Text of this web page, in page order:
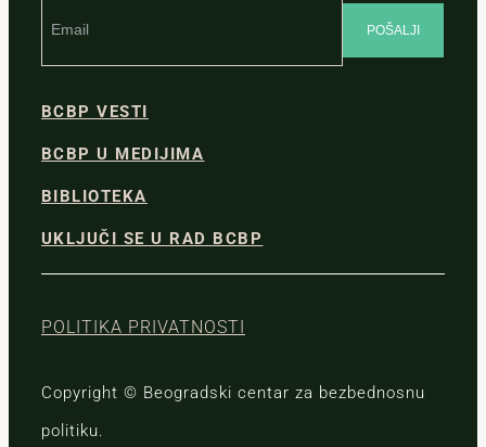
BCBP VESTI
BCBP U MEDIJIMA
BIBLIOTEKA
UKLJUČI SE U RAD BCBP
POLITIKA PRIVATNOSTI
Copyright © Beogradski centar za bezbednosnu
politiku.